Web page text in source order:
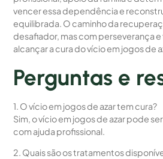
vencer essa dependência e
equilibrada. O caminho da
desafiador, mas com perseverança
alcançar a cura do vício em jogos de
Perguntas e
1. O vício em jogos de azar tem cura?
Sim, o vício em jogos de azar pode
com ajuda profissional.
2. Quais são os tratamentos